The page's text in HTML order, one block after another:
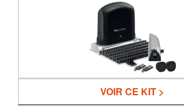
VOIR CE KIT >